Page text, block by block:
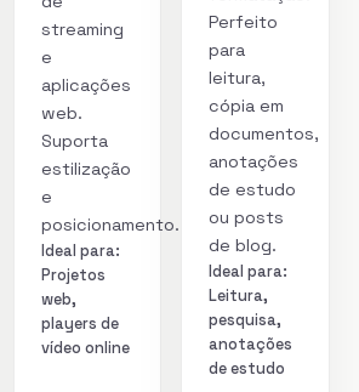
streaming
e
aplicações
web.
Suporta
estilização
e
posicionamento.
Ideal para:
Projetos
web,
players de
vídeo online
Perfeito
para
leitura,
cópia em
documentos,
anotações
de estudo
ou posts
de blog.
Ideal para:
Leitura,
pesquisa,
anotações
de estudo